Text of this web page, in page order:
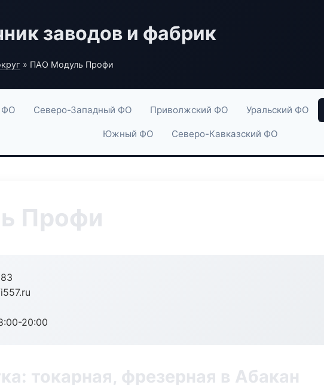
заводов и фабрик
» ПАО Модуль Профи
ФО Северо-Западный ФО Приволжский ФО Уральский ФО
Южный ФО Северо-Кавказский ФО
Профи
20:00
токарная, фрезерная в Абакан